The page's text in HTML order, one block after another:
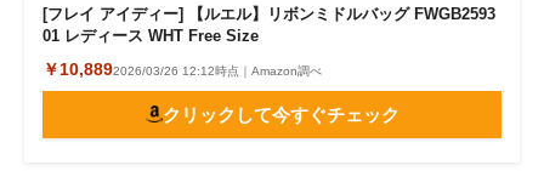
[フレイ アイディー] 【ルエル】リボンミドルバッグ FWGB2593
01 レディース WHT Free Size
￥10,8892026/03/26 12:12時点｜Amazon調べ
クリックして今すぐチェック